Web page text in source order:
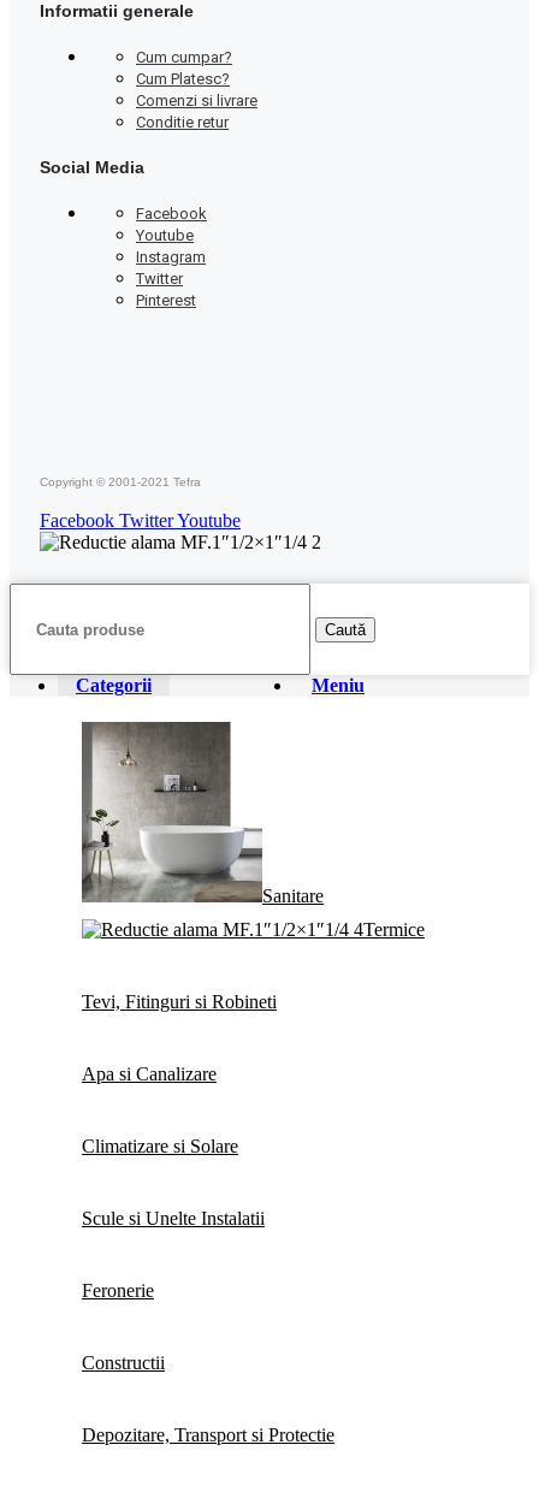
Informatii generale
Cum cumpar?
Cum Platesc?
Comenzi si livrare
Conditie retur
Social Media
Facebook
Youtube
Instagram
Twitter
Pinterest
Copyright © 2001-2021 Tefra
Facebook TwitterYoutube
Caută
Meniu
Categorii
Sanitare
Termice
Tevi, Fitinguri si Robineti
Apa si Canalizare
Climatizare si Solare
Scule si Unelte Instalatii
Feronerie
Constructii
Depozitare, Transport si Protectie